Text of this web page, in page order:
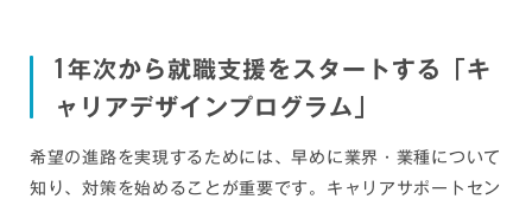
1 年次から就職支援をスタートする「キ
ャリアデザインプログラム」
希望の進路を実現するためには、早めに業界・業種について
知り、対策を始めることが重要です。キャリアサポートセン